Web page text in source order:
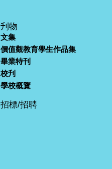
刋物
文集
價值觀教育學生作品集
畢業特刊
校刋
學校概覽
招標/招聘